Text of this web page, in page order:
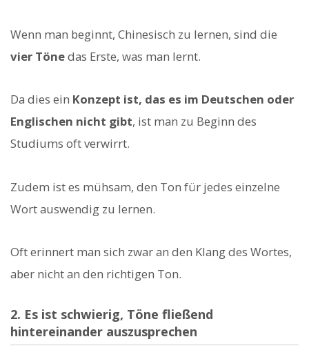
Wenn man beginnt, Chinesisch zu lernen, sind die
vier Tönedas Erste, was man lernt.
Da dies ein Konzept ist, das es im Deutschen oder
Englischen nicht gibt, ist man zu Beginn des
Studiums oft verwirrt.
Zudem ist es mühsam, den Ton für jedes einzelne
Wort auswendig zu lernen.
Oft erinnert man sich zwar an den Klang des Wortes,
aber nicht an den richtigen Ton.
2. Es ist schwierig, Töne fließend
hintereinander auszusprechen